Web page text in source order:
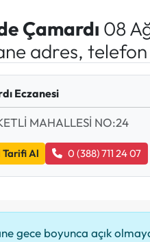
Çamardı 08
adres, telefon
Eczanesi
MAHALLESİ NO:24
Tarifi Al 0 (388) 711 24 07
gece boyunca açık